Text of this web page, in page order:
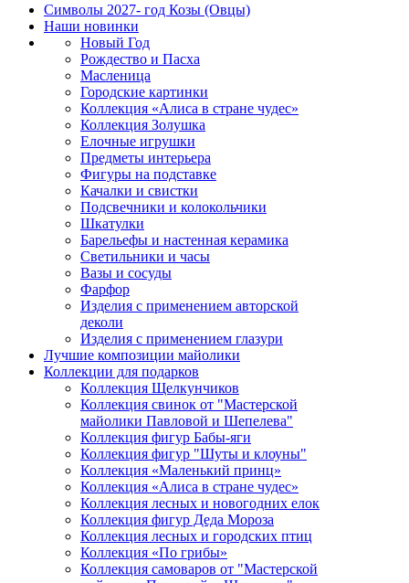
Символы 2027- год Козы (Овцы)
Наши новинки
Новый Год
Рождество и Пасха
Масленица
Городские картинки
Коллекция «Алиса в стране чудес»
Коллекция Золушка
Елочные игрушки
Предметы интерьера
Фигуры на подставке
Качалки и свистки
Подсвечники и колокольчики
Шкатулки
Барельефы и настенная керамика
Светильники и часы
Вазы и сосуды
Фарфор
Изделия с применением авторской
деколи
Изделия с применением глазури
Лучшие композиции майолики
Коллекции для подарков
Коллекция Щелкунчиков
Коллекция свинок от "Мастерской
майолики Павловой и Шепелева"
Коллекция фигур Бабы-яги
Коллекция фигур "Шуты и клоуны"
Коллекция «Маленький принц»
Коллекция «Алиса в стране чудес»
Коллекция лесных и новогодних елок
Коллекция фигур Деда Мороза
Коллекция лесных и городских птиц
Коллекция «По грибы»
Коллекция самоваров от "Мастерской